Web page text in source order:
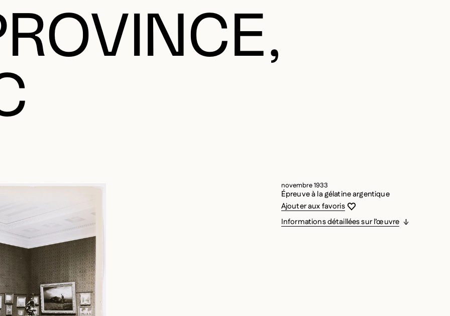
novembre 1933
Épreuve à la gélatine argentique
Vous devez être connecté pour
Fermer la modale
Ouvrir la modale
Ajouter aux favoris
Informations détaillées sur l’œuvre